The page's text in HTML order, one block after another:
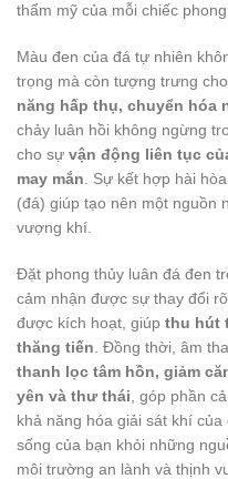
thẩm mỹ của mỗi chiếc
Màu đen của đá tự nhiên
trọng mà còn tượng trưng cho
năng hấp thụ, chuyển hóa
chảy luân hồi không ngừng
cho sự vận động liên tục
may mắn. Sự kết hợp hài
(đá) giúp tạo nên một nguồn
vượng khí.
Đặt phong thủy luân đá đen
cảm nhận được sự thay đổi
được kích hoạt, giúp thu hút
thăng tiến. Đồng thời, âm
thanh lọc tâm hồn, giảm
yên và thư thái, góp phần
khả năng hóa giải sát khí
sống của bạn khỏi những
môi trường an lành và thịnh